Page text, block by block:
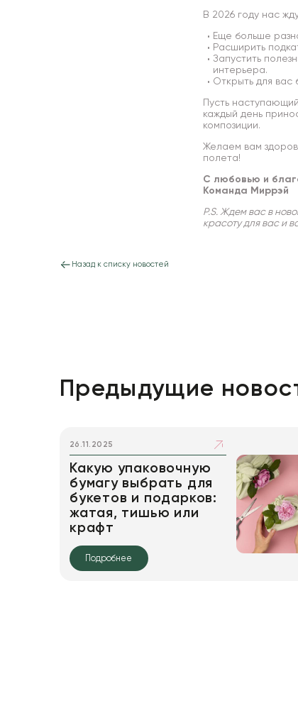
В 2026 году нас
Еще больше
Расширить
Запустить
интерьера.
Открыть для вас
Пусть
каждый день
композиции.
Желаем вам
полета!
С любовью и
Команда Миррэй
P.S. Ждем вас в
красоту для вас и
Назад к списку новостей
Предыдущие
26.11.2025
Какую упаковочную
бумагу выбрать для
букетов и подарков:
жатая, тишью или
крафт
Подробнее